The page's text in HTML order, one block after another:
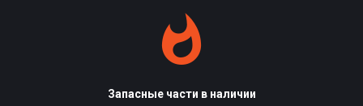
Запасные части в наличии